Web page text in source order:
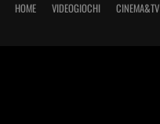
HOME VIDEOGIOCHI CINEMA&TV